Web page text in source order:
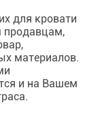
для кровати
продавцам,
материалов.
и на Вашем